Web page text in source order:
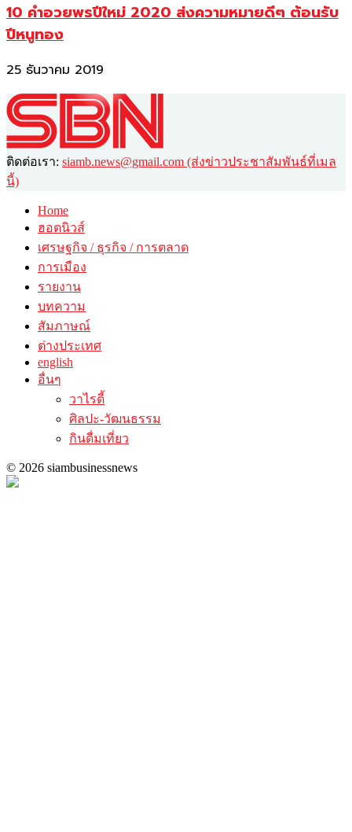
10 คำอวยพรปีใหม่ 2020 ส่งความหมายดีๆ ต้อนรับ
ปีหนูทอง
25 ธันวาคม 2019
ติดต่อเรา: siamb.news@gmail.com (ส่งข่าวประชาสัมพันธ์ที่เมล
นี้)
Home
ฮอตนิวส์
เศรษฐกิจ / ธุรกิจ / การตลาด
การเมือง
รายงาน
บทความ
สัมภาษณ์
ต่างประเทศ
english
อื่นๆ
วาไรตี้
ศิลปะ-วัฒนธรรม
กินดื่มเที่ยว
© 2026 siambusinessnews